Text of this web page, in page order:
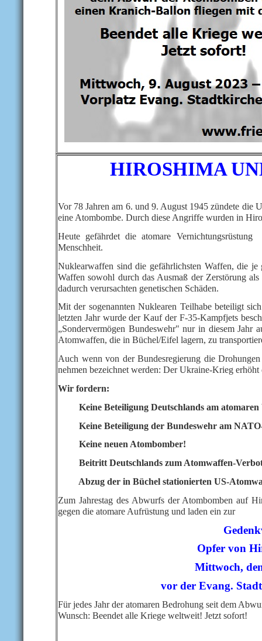
HIROSHIMA
Vor 78 Jahren am 6. und 9. August 1945 zündete die
eine Atombombe. Durch diese Angriffe wurden in
Heute gefährdet die atomare
Menschheit.
Nuklearwaffen sind die gefährlichsten Waffen, die
Waffen sowohl durch das Ausmaß der Zerstörung
dadurch verursachten genetischen Schäden.
Mit der sogenannten Nuklearen Teilhabe beteiligt
letzten Jahr wurde der Kauf der F-35-Kampfjets
„Sondervermögen Bundeswehr" nur in diesem Jahr
Atomwaffen, die in Büchel/Eifel lagern, zu
Auch wenn von der Bundesregierung die
nehmen bezeichnet werden: Der Ukraine-Krieg
Wir fordern:
Keine Beteiligung Deutschlands am atomaren
Keine Beteiligung der Bundeswehr am
Keine neuen Atombomber!
Beitritt Deutschlands zum Atomwaffen-
Abzug der in Büchel stationierten US-
Zum Jahrestag des Abwurfs der Atombomben auf
gegen die atomare Aufrüstung und laden ein zur
Opfer von
Mittwoch,
vor der Evang.
Für jedes Jahr der atomaren Bedrohung seit dem
Wunsch: Beendet alle Kriege weltweit! Jetzt sofort!